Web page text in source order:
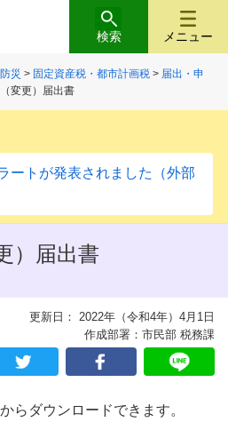
メニュー
検索
災 > 固定資産税・都市計画税 > 届出・申
変更）届出書
ートが発表されました（外部
）届出書
更新日： 2022年（令和4年）4月1日
作成部署：市民部 税務課
らダウンロードできます。